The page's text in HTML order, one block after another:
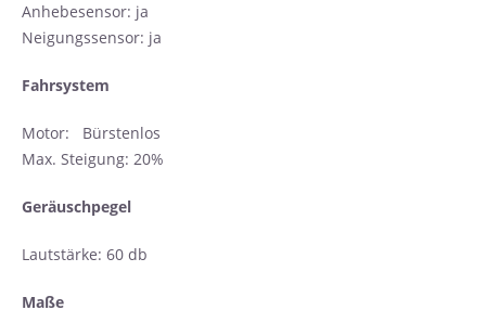
Anhebesensor: ja
Neigungssensor: ja
Fahrsystem
Motor: Bürstenlos
Max. Steigung: 20%
Geräuschpegel
Lautstärke: 60 db
Maße